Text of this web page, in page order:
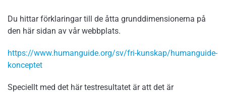
Du hittar förklaringar till de åtta grunddimensionerna på
den här sidan av vår webbplats.
https://www.humanguide.org/sv/fri-kunskap/humanguide-
konceptet
Speciellt med det här testresultatet är att det är